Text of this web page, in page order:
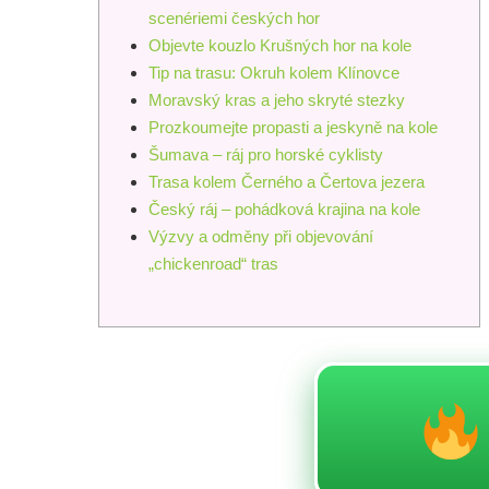
scenériemi českých hor
Objevte kouzlo Krušných hor na kole
Tip na trasu: Okruh kolem Klínovce
Moravský kras a jeho skryté stezky
Prozkoumejte propasti a jeskyně na kole
Šumava – ráj pro horské cyklisty
Trasa kolem Černého a Čertova jezera
Český ráj – pohádková krajina na kole
Výzvy a odměny při objevování
„chickenroad“ tras